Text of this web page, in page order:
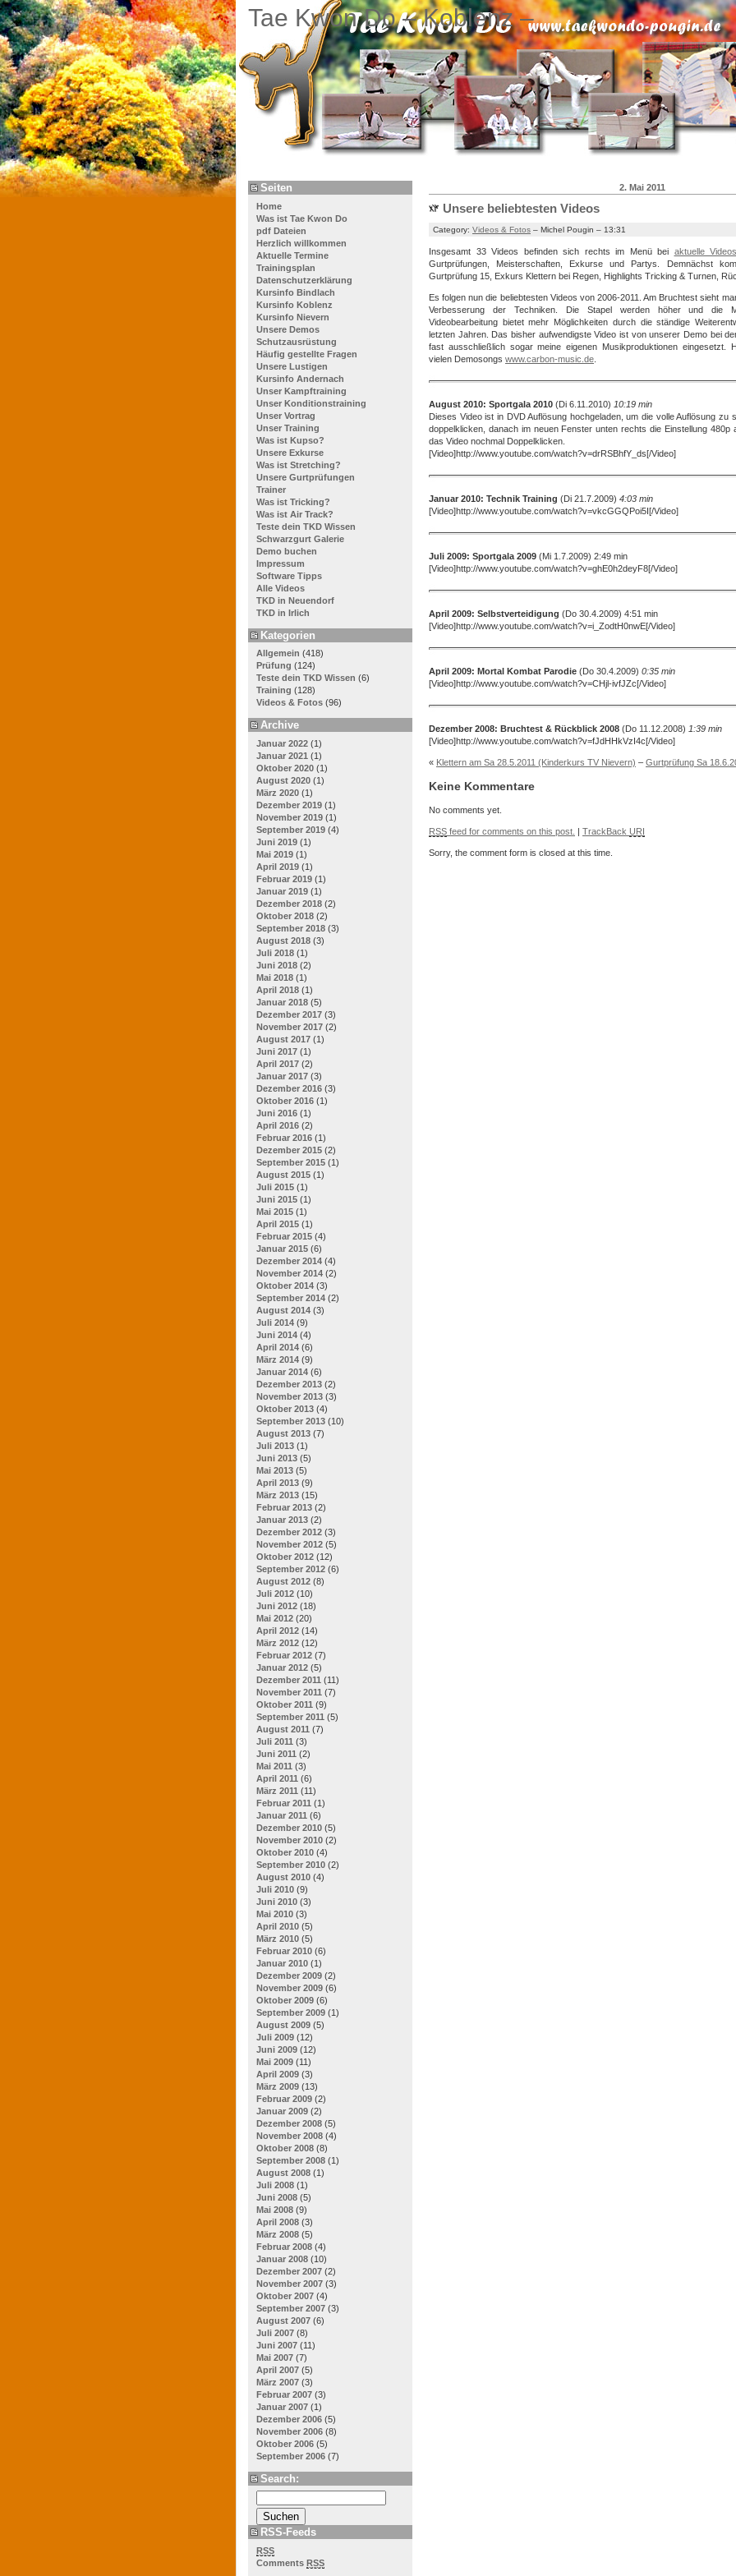
Tae Kwon Do – Koblenz –
Seiten
Home
Was ist Tae Kwon Do
pdf Dateien
Herzlich willkommen
Aktuelle Termine
Trainingsplan
Datenschutzerklärung
Kursinfo Bindlach
Kursinfo Koblenz
Kursinfo Nievern
Unsere Demos
Schutzausrüstung
Häufig gestellte Fragen
Unsere Lustigen
Kursinfo Andernach
Unser Kampftraining
Unser Konditionstraining
Unser Vortrag
Unser Training
Was ist Kupso?
Unsere Exkurse
Was ist Stretching?
Unsere Gurtprüfungen
Trainer
Was ist Tricking?
Was ist Air Track?
Teste dein TKD Wissen
Schwarzgurt Galerie
Demo buchen
Impressum
Software Tipps
Alle Videos
TKD in Neuendorf
TKD in Irlich
Kategorien
Allgemein (418)
Prüfung (124)
Teste dein TKD Wissen (6)
Training (128)
Videos & Fotos (96)
Archive
Januar 2022 (1)
Januar 2021 (1)
Oktober 2020 (1)
August 2020 (1)
März 2020 (1)
Dezember 2019 (1)
November 2019 (1)
September 2019 (4)
Juni 2019 (1)
Mai 2019 (1)
April 2019 (1)
Februar 2019 (1)
Januar 2019 (1)
Dezember 2018 (2)
Oktober 2018 (2)
September 2018 (3)
August 2018 (3)
Juli 2018 (1)
Juni 2018 (2)
Mai 2018 (1)
April 2018 (1)
Januar 2018 (5)
Dezember 2017 (3)
November 2017 (2)
August 2017 (1)
Juni 2017 (1)
April 2017 (2)
Januar 2017 (3)
Dezember 2016 (3)
Oktober 2016 (1)
Juni 2016 (1)
April 2016 (2)
Februar 2016 (1)
Dezember 2015 (2)
September 2015 (1)
August 2015 (1)
Juli 2015 (1)
Juni 2015 (1)
Mai 2015 (1)
April 2015 (1)
Februar 2015 (4)
Januar 2015 (6)
Dezember 2014 (4)
November 2014 (2)
Oktober 2014 (3)
September 2014 (2)
August 2014 (3)
Juli 2014 (9)
Juni 2014 (4)
April 2014 (6)
März 2014 (9)
Januar 2014 (6)
Dezember 2013 (2)
November 2013 (3)
Oktober 2013 (4)
September 2013 (10)
August 2013 (7)
Juli 2013 (1)
Juni 2013 (5)
Mai 2013 (5)
April 2013 (9)
März 2013 (15)
Februar 2013 (2)
Januar 2013 (2)
Dezember 2012 (3)
November 2012 (5)
Oktober 2012 (12)
September 2012 (6)
August 2012 (8)
Juli 2012 (10)
Juni 2012 (18)
Mai 2012 (20)
April 2012 (14)
März 2012 (12)
Februar 2012 (7)
Januar 2012 (5)
Dezember 2011 (11)
November 2011 (7)
Oktober 2011 (9)
September 2011 (5)
August 2011 (7)
Juli 2011 (3)
Juni 2011 (2)
Mai 2011 (3)
April 2011 (6)
März 2011 (11)
Februar 2011 (1)
Januar 2011 (6)
Dezember 2010 (5)
November 2010 (2)
Oktober 2010 (4)
September 2010 (2)
August 2010 (4)
Juli 2010 (9)
Juni 2010 (3)
Mai 2010 (3)
April 2010 (5)
März 2010 (5)
Februar 2010 (6)
Januar 2010 (1)
Dezember 2009 (2)
November 2009 (6)
Oktober 2009 (6)
September 2009 (1)
August 2009 (5)
Juli 2009 (12)
Juni 2009 (12)
Mai 2009 (11)
April 2009 (3)
März 2009 (13)
Februar 2009 (2)
Januar 2009 (2)
Dezember 2008 (5)
November 2008 (4)
Oktober 2008 (8)
September 2008 (1)
August 2008 (1)
Juli 2008 (1)
Juni 2008 (5)
Mai 2008 (9)
April 2008 (3)
März 2008 (5)
Februar 2008 (4)
Januar 2008 (10)
Dezember 2007 (2)
November 2007 (3)
Oktober 2007 (4)
September 2007 (3)
August 2007 (6)
Juli 2007 (8)
Juni 2007 (11)
Mai 2007 (7)
April 2007 (5)
März 2007 (3)
Februar 2007 (3)
Januar 2007 (1)
Dezember 2006 (5)
November 2006 (8)
Oktober 2006 (5)
September 2006 (7)
Search:
RSS-Feeds
RSS
Comments RSS
2. Mai 2011
Unsere beliebtesten Videos
Category: Videos & Fotos – Michel Pougin – 13:31
Insgesamt 33 Videos befinden sich rechts im Menü bei aktuelle Videos
Gurtprüfungen, Meisterschaften, Exkurse und Partys. Demnächst
Gurtprüfung 15, Exkurs Klettern bei Regen, Highlights Tricking & Turnen,
Es folgen nun die beliebtesten Videos von 2006-2011. Am Bruchtest sieht
Verbesserung der Techniken. Die Stapel werden höher und die
Videobearbeitung bietet mehr Möglichkeiten durch die ständige
letzten Jahren. Das bisher aufwendigste Video ist von unserer Demo bei
fast ausschließlich sogar meine eigenen Musikproduktionen eingesetzt.
vielen Demosongs www.carbon-music.de
August 2010: Sportgala 2010 (Di 6.11.2010) 10:19 min
Dieses Video ist in DVD Auflösung hochgeladen, um die volle Auflösung zu
doppelklicken, danach im neuen Fenster unten rechts die Einstellung 480p
das Video nochmal Doppelklicken.
[Video]http://www.youtube.com/watch?v=drRSBhfY_ds[/Video]
Januar 2010: Technik Training (Di 21.7.2009) 4:03 min
[Video]http://www.youtube.com/watch?v=vkcGGQPoi5I[/Video]
Juli 2009: Sportgala 2009 (Mi 1.7.2009) 2:49 min
[Video]http://www.youtube.com/watch?v=ghE0h2deyF8[/Video]
April 2009: Selbstverteidigung (Do 30.4.2009) 4:51 min
[Video]http://www.youtube.com/watch?v=i_ZodtH0nwE[/Video]
April 2009: Mortal Kombat Parodie (Do 30.4.2009) 0:35 min
[Video]http://www.youtube.com/watch?v=CHjl-ivfJZc[/Video]
Dezember 2008: Bruchtest & Rückblick 2008 (Do 11.12.2008) 1:39 min
[Video]http://www.youtube.com/watch?v=fJdHHkVzI4c[/Video]
« Klettern am Sa 28.5.2011 (Kinderkurs TV Nievern) – Gurtprüfung Sa
Keine Kommentare
No comments yet.
RSS feed for comments on this post. TrackBack URI
Sorry, the comment form is closed at this time.